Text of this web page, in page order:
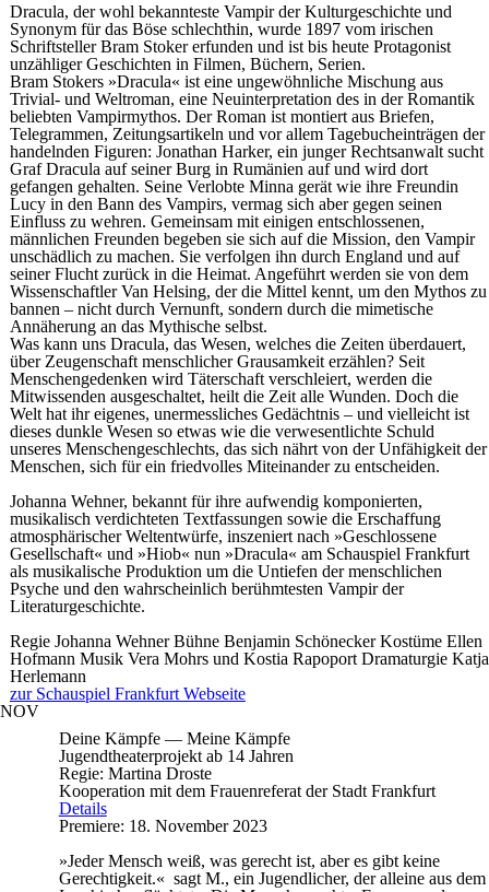
Dracula, der wohl bekannteste Vampir der Kulturgeschichte und
Synonym für das Böse schlechthin, wurde 1897 vom irischen
Schriftsteller Bram Stoker erfunden und ist bis heute Protagonist
unzähliger Geschichten in Filmen, Büchern, Serien.
Bram Stokers »Dracula« ist eine ungewöhnliche Mischung aus
Trivial- und Weltroman, eine Neuinterpretation des in der Romantik
beliebten Vampirmythos. Der Roman ist montiert aus Briefen,
Telegrammen, Zeitungsartikeln und vor allem Tagebucheinträgen der
handelnden Figuren: Jonathan Harker, ein junger Rechtsanwalt sucht
Graf Dracula auf seiner Burg in Rumänien auf und wird dort
gefangen gehalten. Seine Verlobte Minna gerät wie ihre Freundin
Lucy in den Bann des Vampirs, vermag sich aber gegen seinen
Einfluss zu wehren. Gemeinsam mit einigen entschlossenen,
männlichen Freunden begeben sie sich auf die Mission, den Vampir
unschädlich zu machen. Sie verfolgen ihn durch England und auf
seiner Flucht zurück in die Heimat. Angeführt werden sie von dem
Wissenschaftler Van Helsing, der die Mittel kennt, um den Mythos zu
bannen – nicht durch Vernunft, sondern durch die mimetische
Annäherung an das Mythische selbst.
Was kann uns Dracula, das Wesen, welches die Zeiten überdauert,
über Zeugenschaft menschlicher Grausamkeit erzählen? Seit
Menschengedenken wird Täterschaft verschleiert, werden die
Mitwissenden ausgeschaltet, heilt die Zeit alle Wunden. Doch die
Welt hat ihr eigenes, unermessliches Gedächtnis – und vielleicht ist
dieses dunkle Wesen so etwas wie die verwesentlichte Schuld
unseres Menschengeschlechts, das sich nährt von der Unfähigkeit der
Menschen, sich für ein friedvolles Miteinander zu entscheiden.
Johanna Wehner, bekannt für ihre aufwendig komponierten,
musikalisch verdichteten Textfassungen sowie die Erschaffung
atmosphärischer Weltentwürfe, inszeniert nach »Geschlossene
Gesellschaft« und »Hiob« nun »Dracula« am Schauspiel Frankfurt
als musikalische Produktion um die Untiefen der menschlichen
Psyche und den wahrscheinlich berühmtesten Vampir der
Literaturgeschichte.
RegieJohanna WehnerBühne Benjamin SchöneckerKostümeEllen
Hofmann Musik Vera Mohrs und Kostia Rapoport Dramaturgie Katja
Herlemann
zur Schauspiel Frankfurt Webseite
NOV
Deine Kämpfe — Meine Kämpfe
Jugendtheaterprojekt ab 14 Jahren
Regie: Martina Droste
Kooperation mit dem Frauenreferat der Stadt Frankfurt
Details
Premiere: 18. November 2023
»Jeder Mensch weiß, was gerecht ist, aber es gibt keine
Gerechtigkeit.« sagt M., ein Jugendlicher, der alleine aus dem